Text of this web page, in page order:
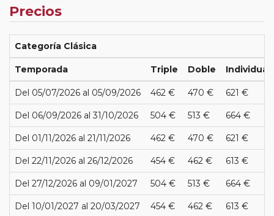
Precios
Categoría Clásica
Temporada Triple Doble Individual
Del 05/07/2026 al 05/09/2026 462 € 470 € 621 €
Del 06/09/2026 al 31/10/2026 504 € 513 € 664 €
Del 01/11/2026 al 21/11/2026 462 € 470 € 621 €
Del 22/11/2026 al 26/12/2026 454 € 462 € 613 €
Del 27/12/2026 al 09/01/2027 504 € 513 € 664 €
Del 10/01/2027 al 20/03/2027 454 € 462 € 613 €